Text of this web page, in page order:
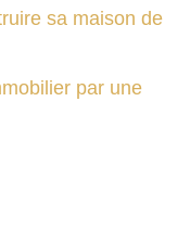
sa maison de
par une